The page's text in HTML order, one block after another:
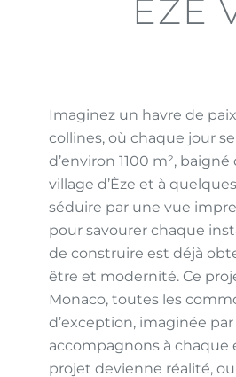
EZE
​Imaginez un havre de
collines, où chaque jour
d’environ 1100 m²,
village d’Èze et à
séduire par une vue
pour savourer chaque
de construire est déjà
être et modernité. Ce
Monaco, toutes les
d’exception, imaginée
accompagnons à chaque
projet devienne réalité, ou